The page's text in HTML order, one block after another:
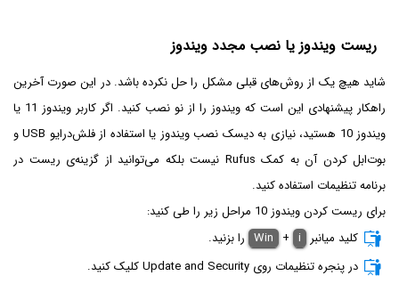
ریست ویندوز یا نصب مجدد ویندوز
شاید هیچ یک از روش‌های قبلی مشکل را حل نکرده باشد. در این صورت آخرین
راهکار پیشنهادی این است که ویندوز را از نو نصب کنید. اگر کاربر ویندوز 11 یا
ویندوز 10 هستید، نیازی به دیسک نصب ویندوز یا استفاده از فلش‌درایو USB و
بوت‌ابل کردن آن به کمک Rufus نیست بلکه می‌توانید از گزینه‌ی ریست در
برنامه تنظیمات استفاده کنید.
برای ریست کردن ویندوز 10 مراحل زیر را طی کنید:
کلید میانبر
Win + i
را بزنید.
در پنجره تنظیمات روی Update and Security کلیک کنید.